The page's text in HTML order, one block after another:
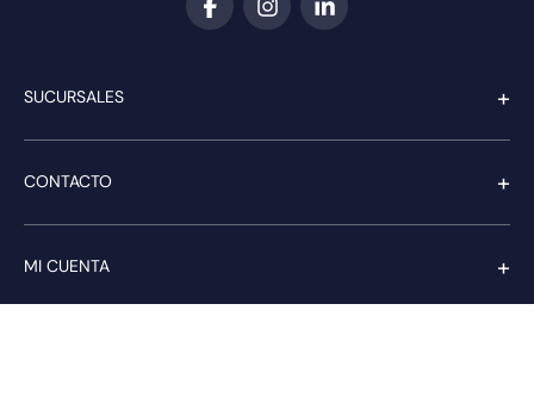
SUCURSALES +
CONTACTO +
MI CUENTA +